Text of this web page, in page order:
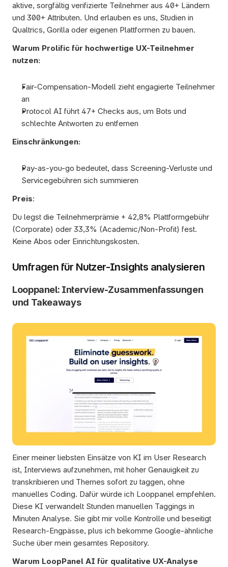
aktive, sorgfältig verifizierte Teilnehmer aus 40+ Ländern
und 300+ Attributen. Und erlauben es uns, Studien in
Qualtrics, Gorilla oder eigenen Plattformen zu bauen.
Warum Prolific für hochwertige UX-Teilnehmer
nutzen:
Fair-Compensation-Modell zieht engagierte Teilnehmer
an
Protocol AI führt 47+ Checks aus, um Bots und
schlechte Antworten zu entfernen
Einschränkungen:
Pay-as-you-go bedeutet, dass Screening-Verluste und
Servicegebühren sich summieren
Preis:
Du legst die Teilnehmerprämie + 42,8% Plattformgebühr
(Corporate) oder 33,3% (Academic/Non-Profit) fest.
Keine Abos oder Einrichtungskosten.
Umfragen für Nutzer-Insights analysieren
Looppanel: Interview-Zusammenfassungen
und Takeaways
Einer meiner liebsten Einsätze von KI im User Research
ist, Interviews aufzunehmen, mit hoher Genauigkeit zu
transkribieren und Themes sofort zu taggen, ohne
manuelles Coding. Dafür würde ich Looppanel empfehlen.
Diese KI verwandelt Stunden manuellen Taggings in
Minuten Analyse. Sie gibt mir volle Kontrolle und beseitigt
Research-Engpässe, plus ich bekomme Google-ähnliche
Suche über mein gesamtes Repository.
Warum LoopPanel AI für qualitative UX-Analyse